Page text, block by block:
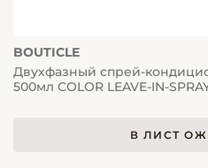
BOUTICLE
Двухфазный спрей-
500мл COLOR LEAVE-IN-
В ЛИСТ